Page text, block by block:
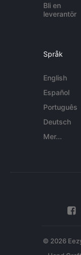
Bli en
leverantör
Språk
English
Español
Português
Deutsch
Mer...
© 2026